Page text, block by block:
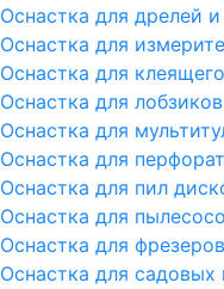
Оснастка для дрелей
Оснастка для
Оснастка для
Оснастка для
Оснастка для
Оснастка для
Оснастка для пил
Оснастка для
Оснастка для
Оснастка для садовых